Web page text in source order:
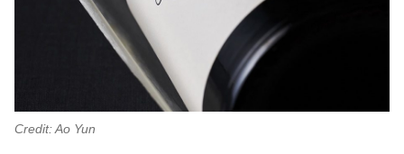
Credit: Ao Yun